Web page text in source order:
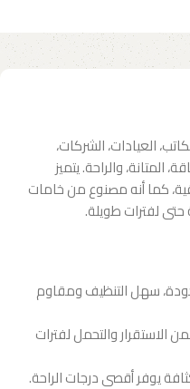
العيادات، الشركات،
المتانة، والراحة. يتميز
كما أنه مصنوع من خامات
لفترات طويلة.
سهل التنظيف ومقاوم
والتحمل لفترات
يوفر أقصى درجات الراحة.